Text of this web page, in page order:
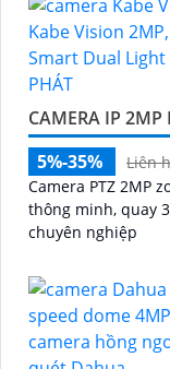
CAMERA IP
5%-35%
Liên
Camera PTZ 2MP
thông minh, quay
chuyên nghiệp